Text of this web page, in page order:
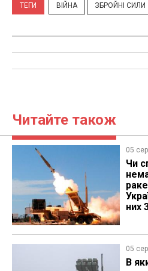
ТЕГИ ВІЙНА ЗБРОЙНІ СИЛИ
Читайте також
05
Чи
них
05
В